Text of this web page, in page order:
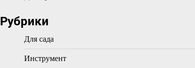
Рубрики
Для сада
Инструмент